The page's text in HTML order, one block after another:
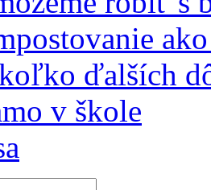
ďalších
v škole